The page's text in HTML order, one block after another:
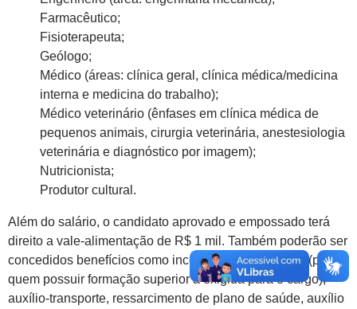
Farmacêutico;
Fisioterapeuta;
Geólogo;
Médico (áreas: clínica geral, clínica médica/medicina
interna e medicina do trabalho);
Médico veterinário (ênfases em clínica médica de
pequenos animais, cirurgia veterinária, anestesiologia
veterinária e diagnóstico por imagem);
Nutricionista;
Produtor cultural.
Além do salário, o candidato aprovado e empossado terá
direito a vale-alimentação de R$ 1 mil. Também poderão ser
concedidos benefícios como incentivo à qualificação (para
quem possuir formação superior à exigida para o cargo),
auxílio-transporte, ressarcimento de plano de saúde, auxílio